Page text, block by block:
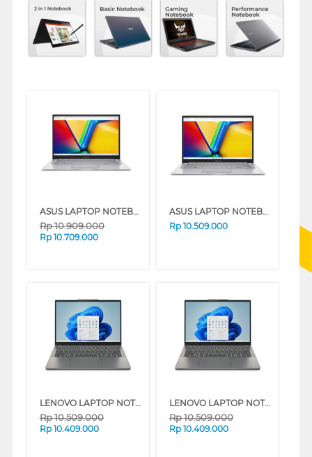
ASUS LAPTOP NOTEBOOK VIVOBOOK 14 A1404VAP-VIPS5853M INTEL CORE 5 120U
Rp10.909.000
Rp 10.709.000
ASUS LAPTOP NOTEBOOK VIVOBOOK 14 A1404VA-VIPS5853M INTEL CORE I5-1334U
Rp 10.509.000
LENOVO LAPTOP NOTEBOOK IDEAPAD SLIM 3 14IRH10 INTEL CORE I5-13420H
Rp10.509.000
Rp 10.409.000
LENOVO LAPTOP NOTEBOOK IDEAPAD SLIM 3 14IRH10 INTEL CORE I5-13420H
Rp10.509.000
Rp 10.409.000